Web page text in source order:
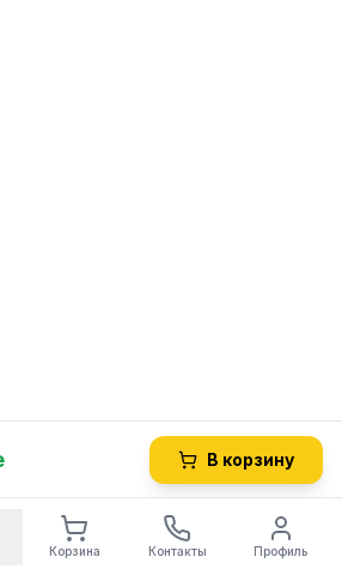
В корзину
Корзина Контакты Профиль